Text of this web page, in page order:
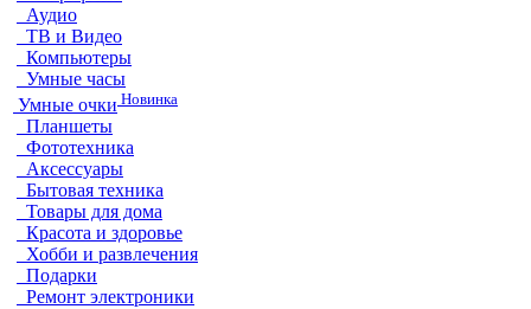
Аудио
ТВ и Видео
Компьютеры
Умные часы
Умные очки Новинка
Планшеты
Фототехника
Аксессуары
Бытовая техника
Товары для дома
Красота и здоровье
Хобби и развлечения
Подарки
Ремонт электроники